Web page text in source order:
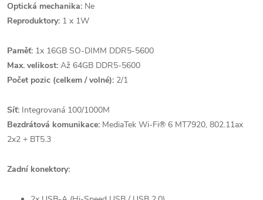
Optická mechanika: Ne
Reproduktory: 1 x 1W
Paměť: 1x 16GB SO-DIMM DDR5-5600
Max. velikost: Až 64GB DDR5-5600
Počet pozic (celkem / volné): 2/1
Síť: Integrovaná 100/1000M
Bezdrátová komunikace: MediaTek Wi-Fi® 6 MT7920, 802.11ax
2x2 + BT5.3
Zadní konektory: